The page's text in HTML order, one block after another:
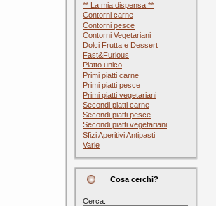
** La mia dispensa **
Contorni carne
Contorni pesce
Contorni Vegetariani
Dolci Frutta e Dessert
Fast&Furious
Piatto unico
Primi piatti carne
Primi piatti pesce
Primi piatti vegetariani
Secondi piatti carne
Secondi piatti pesce
Secondi piatti vegetariani
Sfizi Aperitivi Antipasti
Varie
Cosa cerchi?
Cerca: